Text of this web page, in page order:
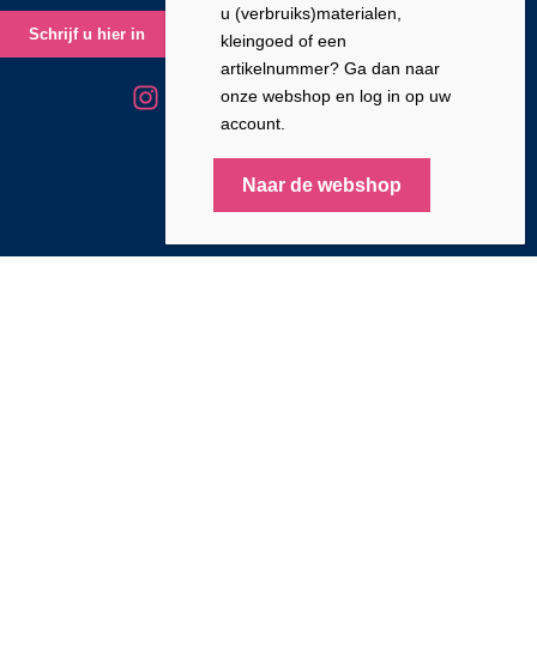
Schrijf u hier in
u (verbruiks)materialen,
kleingoed of een
artikelnummer? Ga dan naar
onze webshop en log in op uw
account.
Naar de webshop